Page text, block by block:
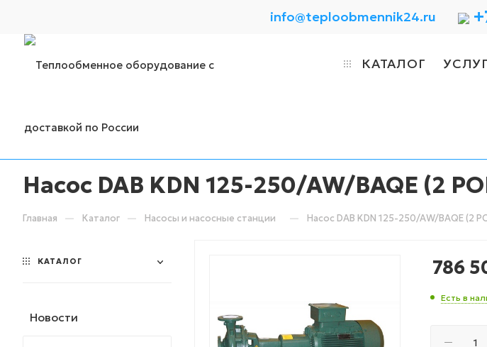
info@teploobmennik24.ru
КАТАЛОГ
Насос DAB KDN 125-250/AW/BAQE (2
Главная — Каталог — Насосы и насосные станции — Насос DAB KDN 125-250/AW/BAQE (2
786
Есть в
КАТАЛОГ
Новости